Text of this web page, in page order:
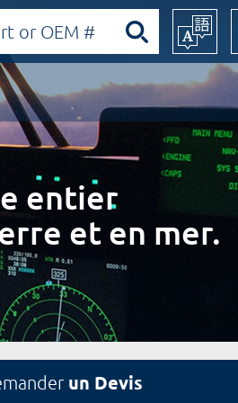
entier
et en mer.
un Devis